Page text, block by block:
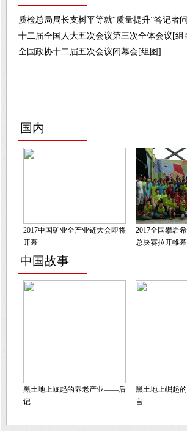
质检总局局长支树平等就“质量提升”答记者
十二届全国人大五次会议第三次全体会议[组
全国政协十二届五次会议闭幕会[组图]